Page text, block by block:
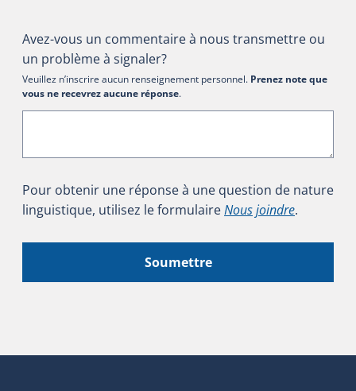
Avez-vous un commentaire à nous transmettre ou
un problème à signaler?
Veuillez n’inscrire aucun renseignement personnel. Prenez note que
vous ne recevrez aucune réponse.
Pour obtenir une réponse à une question de nature
linguistique, utilisez le formulaireNous joindre.
Soumettre